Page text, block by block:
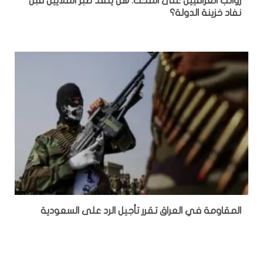
نفاد خزينة الدولة؟
المقاومة في العراق تقرر تأجيل الرد على السعودية